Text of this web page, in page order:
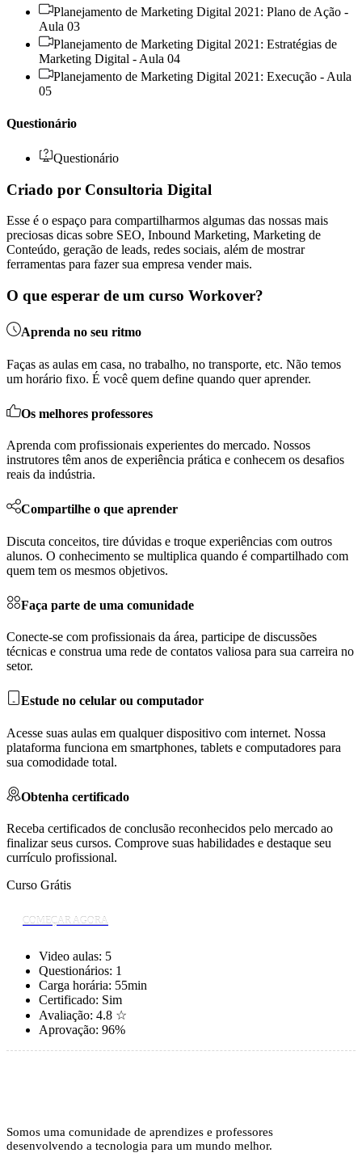
Planejamento de Marketing Digital 2021: Plano de Ação -
Aula 03
Planejamento de Marketing Digital 2021: Estratégias de
Marketing Digital - Aula 04
Planejamento de Marketing Digital 2021: Execução - Aula
05
Questionário
Questionário
Criado por Consultoria Digital
Esse é o espaço para compartilharmos algumas das nossas mais
preciosas dicas sobre SEO, Inbound Marketing, Marketing de
Conteúdo, geração de leads, redes sociais, além de mostrar
ferramentas para fazer sua empresa vender mais.
O que esperar de um curso Workover?
Aprenda no seu ritmo
Faças as aulas em casa, no trabalho, no transporte, etc. Não temos
um horário fixo. É você quem define quando quer aprender.
Os melhores professores
Aprenda com profissionais experientes do mercado. Nossos
instrutores têm anos de experiência prática e conhecem os desafios
reais da indústria.
Compartilhe o que aprender
Discuta conceitos, tire dúvidas e troque experiências com outros
alunos. O conhecimento se multiplica quando é compartilhado com
quem tem os mesmos objetivos.
Faça parte de uma comunidade
Conecte-se com profissionais da área, participe de discussões
técnicas e construa uma rede de contatos valiosa para sua carreira no
setor.
Estude no celular ou computador
Acesse suas aulas em qualquer dispositivo com internet. Nossa
plataforma funciona em smartphones, tablets e computadores para
sua comodidade total.
Obtenha certificado
Receba certificados de conclusão reconhecidos pelo mercado ao
finalizar seus cursos. Comprove suas habilidades e destaque seu
currículo profissional.
Curso Grátis
COMEÇAR AGORA
Video aulas: 5
Questionários: 1
Carga horária: 55min
Certificado: Sim
Avaliação: 4.8 ☆
Aprovação: 96%
Somos uma comunidade de aprendizes e professores
desenvolvendo a tecnologia para um mundo melhor.